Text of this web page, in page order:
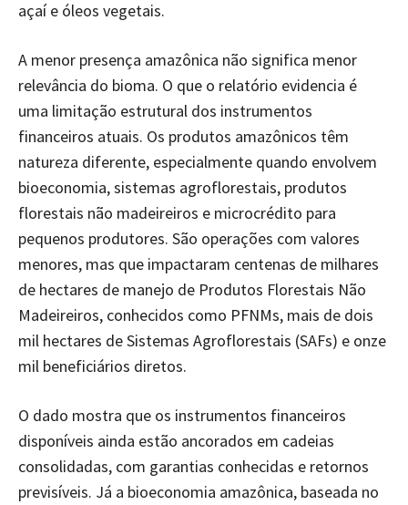
açaí e óleos vegetais.
A menor presença amazônica não significa menor
relevância do bioma. O que o relatório evidencia é
uma limitação estrutural dos instrumentos
financeiros atuais. Os produtos amazônicos têm
natureza diferente, especialmente quando envolvem
bioeconomia, sistemas agroflorestais, produtos
florestais não madeireiros e microcrédito para
pequenos produtores. São operações com valores
menores, mas que impactaram centenas de milhares
de hectares de manejo de Produtos Florestais Não
Madeireiros, conhecidos como PFNMs, mais de dois
mil hectares de Sistemas Agroflorestais (SAFs) e onze
mil beneficiários diretos.
O dado mostra que os instrumentos financeiros
disponíveis ainda estão ancorados em cadeias
consolidadas, com garantias conhecidas e retornos
previsíveis. Já a bioeconomia amazônica, baseada no